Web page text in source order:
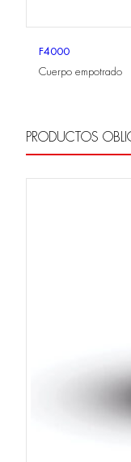
F4000
Cuerpo empotrado
PRODUCTOS